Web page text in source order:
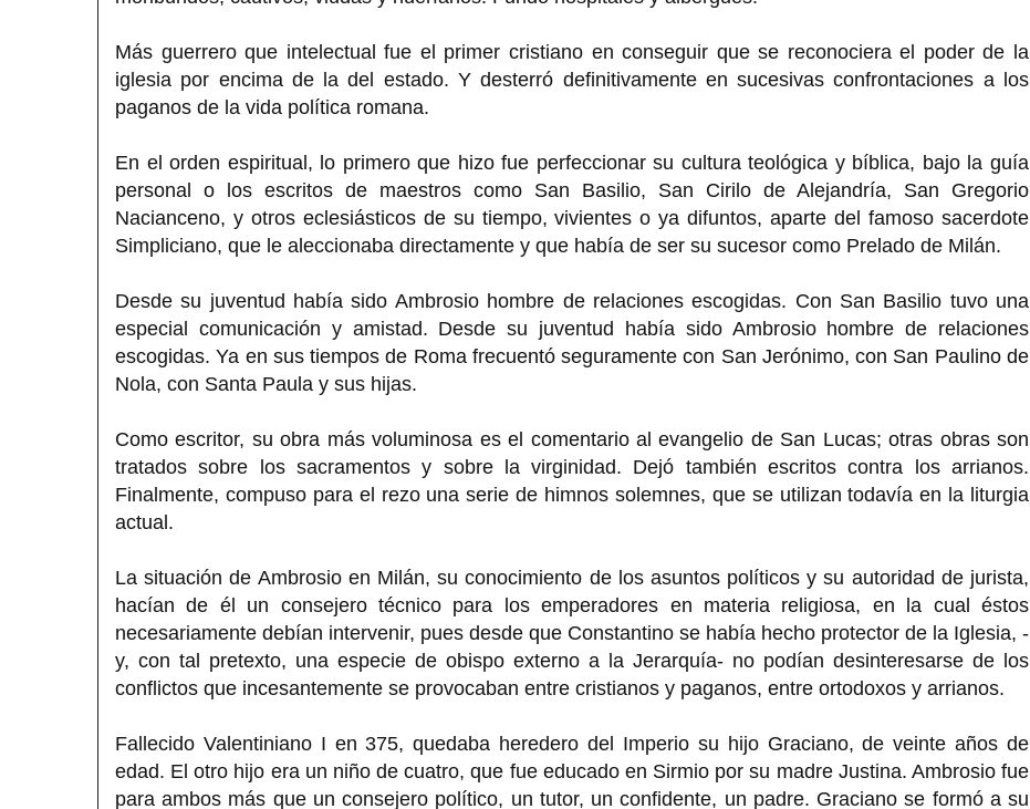
Más guerrero que intelectual fue el primer cristiano en conseguir que se reconociera el poder de la
iglesia por encima de la del estado. Y desterró definitivamente en sucesivas confrontaciones a los
paganos de la vida política romana.
En el orden espiritual, lo primero que hizo fue perfeccionar su cultura teológica y bíblica, bajo la guía
personal o los escritos de maestros como San Basilio, San Cirilo de Alejandría, San Gregorio
Nacianceno, y otros eclesiásticos de su tiempo, vivientes o ya difuntos, aparte del famoso sacerdote
Simpliciano, que le aleccionaba directamente y que había de ser su sucesor como Prelado de Milán.
Desde su juventud había sido Ambrosio hombre de relaciones escogidas. Con San Basilio tuvo una
especial comunicación y amistad. Desde su juventud había sido Ambrosio hombre de relaciones
escogidas. Ya en sus tiempos de Roma frecuentó seguramente con San Jerónimo, con San Paulino de
Nola, con Santa Paula y sus hijas.
Como escritor, su obra más voluminosa es el comentario al evangelio de San Lucas; otras obras son
tratados sobre los sacramentos y sobre la virginidad. Dejó también escritos contra los arrianos.
Finalmente, compuso para el rezo una serie de himnos solemnes, que se utilizan todavía en la liturgia
actual.
La situación de Ambrosio en Milán, su conocimiento de los asuntos políticos y su autoridad de jurista,
hacían de él un consejero técnico para los emperadores en materia religiosa, en la cual éstos
necesariamente debían intervenir, pues desde que Constantino se había hecho protector de la Iglesia, -
y, con tal pretexto, una especie de obispo externo a la Jerarquía- no podían desinteresarse de los
conflictos que incesantemente se provocaban entre cristianos y paganos, entre ortodoxos y arrianos.
Fallecido Valentiniano I en 375, quedaba heredero del Imperio su hijo Graciano, de veinte años de
edad. El otro hijo era un niño de cuatro, que fue educado en Sirmio por su madre Justina. Ambrosio fue
para ambos más que un consejero político, un tutor, un confidente, un padre. Graciano se formó a su